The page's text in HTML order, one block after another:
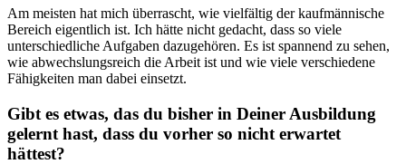
Am meisten hat mich überrascht, wie vielfältig der kaufmännische
Bereich eigentlich ist. Ich hätte nicht gedacht, dass so viele
unterschiedliche Aufgaben dazugehören. Es ist spannend zu sehen,
wie abwechslungsreich die Arbeit ist und wie viele verschiedene
Fähigkeiten man dabei einsetzt.
Gibt es etwas, das du bisher in Deiner Ausbildung
gelernt hast, dass du vorher so nicht erwartet
hättest?